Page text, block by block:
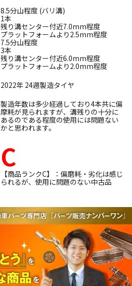
8.5分山程度 (バリ溝)
1本
残り溝センター付近7.0mm程度
プラットフォームより2.5mm程度
7.5分山程度
3本
残り溝センター付近6.0mm程度
プラットフォームより2.0mm程度
2022年 24週製造タイヤ
製造年数は多少経過しており4本共に偏
摩耗が見られますが、溝残りの十分に
あるのである程度の使用には問題ない
かと思われます。
C
【商品ランクC】：偏磨耗・劣化は感じ
られるが、使用に問題のない中古品